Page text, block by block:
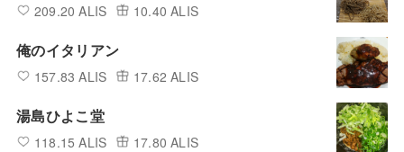
209.20 ALIS 10.40 ALIS
俺のイタリアン
157.83 ALIS 17.62 ALIS
湯島ひよこ堂
118.15 ALIS 17.80 ALIS